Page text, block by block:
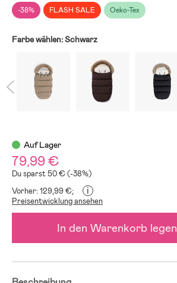
-38% FLASH SALE Oeko-Tex
Farbe wählen:Schwarz
Auf Lager
79,99 €
Du sparst 50 € (-38%)
Vorher: 129,99 €;
i
Preisentwicklung ansehen
In den Warenkorb legen